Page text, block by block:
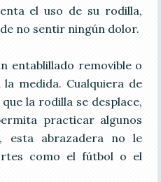
el uso de su rodilla,
no sentir ningún dolor.
entablillado removible o
medida. Cualquiera de
la rodilla se desplace,
practicar algunos
esta abrazadera no le
como el fútbol o el